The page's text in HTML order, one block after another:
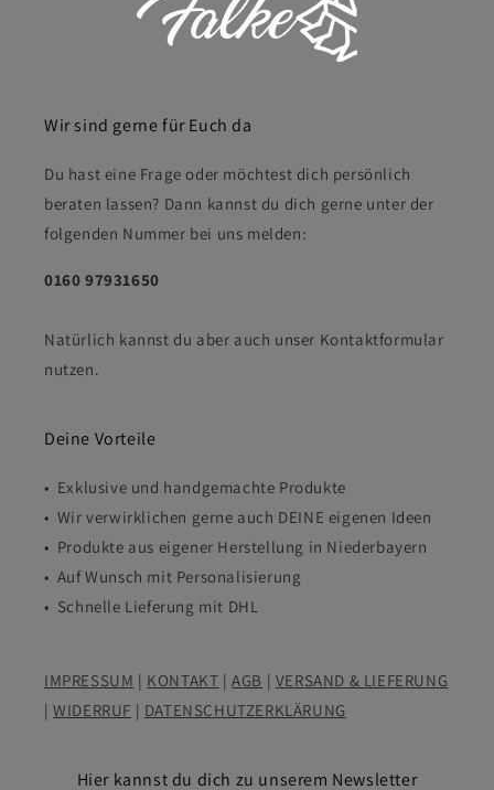
Wir sind gerne für Euch da
Du hast eine Frage oder möchtest dich persönlich
beraten lassen? Dann kannst du dich gerne unter der
folgenden Nummer bei uns melden:
0160 97931650
Natürlich kannst du aber auch unser Kontaktformular
nutzen.
Deine Vorteile
• Exklusive und handgemachte Produkte
• Wir verwirklichen gerne auch DEINE eigenen Ideen
• Produkte aus eigener Herstellung in Niederbayern
• Auf Wunsch mit Personalisierung
• Schnelle Lieferung mit DHL
IMPRESSUM | KONTAKT |AGB | VERSAND & LIEFERUNG
|WIDERRUF | DATENSCHUTZERKLÄRUNG
Hier kannst du dich zu unserem Newsletter